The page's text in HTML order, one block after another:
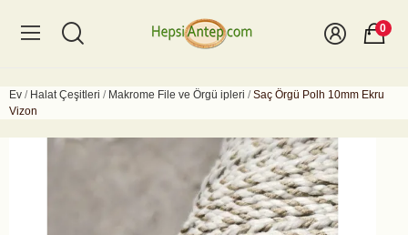
0
Ev Halat Çeşitleri Makrome File ve Örgü ipleri
Saç Örgü Polh 10mm Ekru
Vizon